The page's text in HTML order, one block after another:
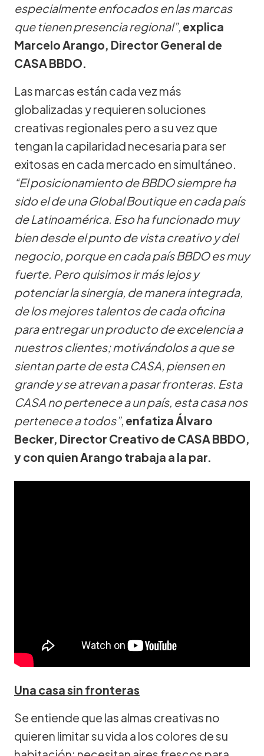
especialmente enfocados en las marcas
que tienen presencia regional”, explica
Marcelo Arango, Director General de
CASA BBDO.
Las marcas están cada vez más
globalizadas y requieren soluciones
creativas regionales pero a su vez que
tengan la capilaridad necesaria para ser
exitosas en cada mercado en simultáneo.
“El posicionamiento de BBDO siempre ha
sido el de una Global Boutique en cada país
de Latinoamérica. Eso ha funcionado muy
bien desde el punto de vista creativo y del
negocio, porque en cada país BBDO es muy
fuerte. Pero quisimos ir más lejos y
potenciar la sinergia, de manera integrada,
de los mejores talentos de cada oficina
para entregar un producto de excelencia a
nuestros clientes; motivándolos a que se
sientan parte de esta CASA, piensen en
grande y se atrevan a pasar fronteras. Esta
CASA no pertenece a un país, esta casa nos
pertenece a todos”, enfatiza Álvaro
Becker, Director Creativo de CASA BBDO,
y con quien Arango trabaja a la par.
Una casa sin fronteras
Se entiende que las almas creativas no
quieren limitar su vida a los colores de su